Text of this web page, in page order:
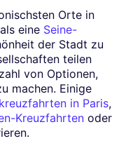
Orte in
eine Seine-
der Stadt zu
teilen
von Optionen,
machen. Einige
in Paris,
Kreuzfahrten oder